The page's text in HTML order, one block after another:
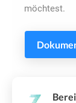
möchtest.